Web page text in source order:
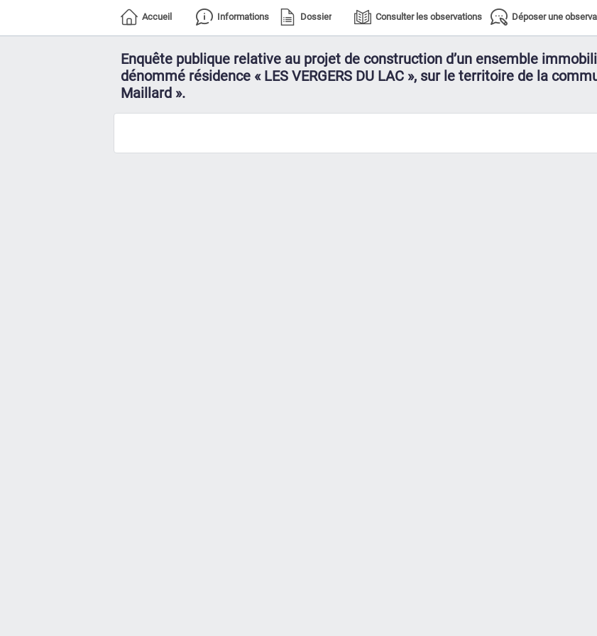
Accueil Informations Dossier Consulter les observations Déposer une
Enquête publique relative au projet de construction d’un ensemble
dénommé résidence « LES VERGERS DU LAC », sur le territoire de la
Maillard ».